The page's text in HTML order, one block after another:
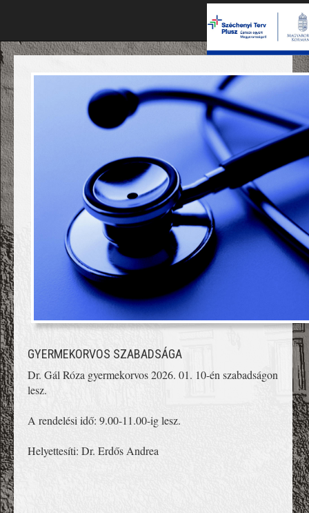
GYERMEKORVOS SZABADSÁGA
Dr. Gál Róza gyermekorvos 2026. 01. 10-én szabadságon
lesz.
A rendelési idő: 9.00-11.00-ig lesz.
Helyettesíti: Dr. Erdős Andrea